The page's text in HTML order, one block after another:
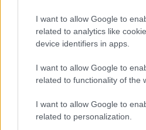
I want to allow Google to
related to analytics like
device identifiers in apps.
I want to allow Google to
related to functionality of the
I want to allow Google to
related to personalization.